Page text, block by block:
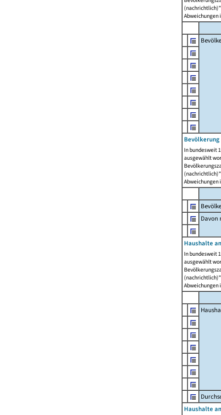
Abweichungen
In bundesweit
ausgewählt
Abweichungen
Davon
Haushalte
In bundesweit
ausgewählt
Abweichungen
Haushalte